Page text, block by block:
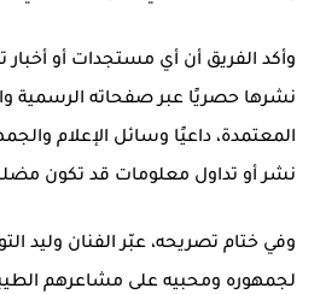
وأكد الفريق أن أي مستجدات أو
نشرها حصريًا عبر صفحاته الرسمية
المعتمدة، داعيًا وسائل الإعلام
نشر أو تداول معلومات قد تكون
وفي ختام تصريحه، عبّر الفنان وليد
لجمهوره ومحبيه على مشاعرهم